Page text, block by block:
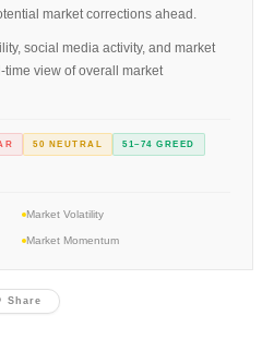
market corrections ahead.
social media activity, and market
view of overall market
50 NEUTRAL 51–74 GREED
Market Volatility
Market Momentum
Share